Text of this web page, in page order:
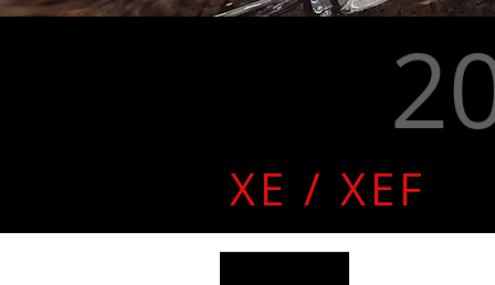
XE / XEF